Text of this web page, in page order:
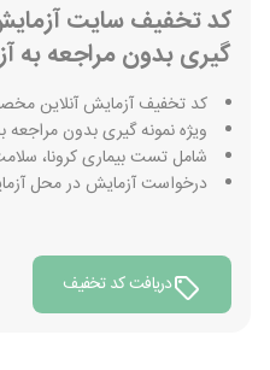
کد تخفیف سایت
گیری بدون مراجعه به
کد تخفیف آزمایش آنلاین
ویژه نمونه گیری بدون مراجعه
شامل تست بیماری کرونا،
درخواست آزمایش در محل
دریافت کد تخفیف